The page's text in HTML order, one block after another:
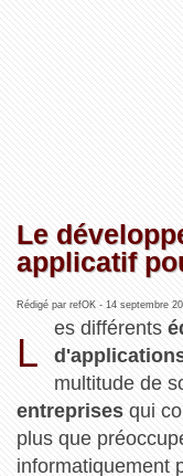
Le
applicatif
Rédigé par refOK - 14 septembre
L
es différents
multitude de
entreprisesqui
plus que
informatiquement